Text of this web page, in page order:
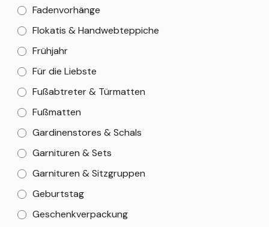
Fadenvorhänge
Flokatis & Handwebteppiche
Frühjahr
Für die Liebste
Fußabtreter & Türmatten
Fußmatten
Gardinenstores & Schals
Garnituren & Sets
Garnituren & Sitzgruppen
Geburtstag
Geschenkverpackung